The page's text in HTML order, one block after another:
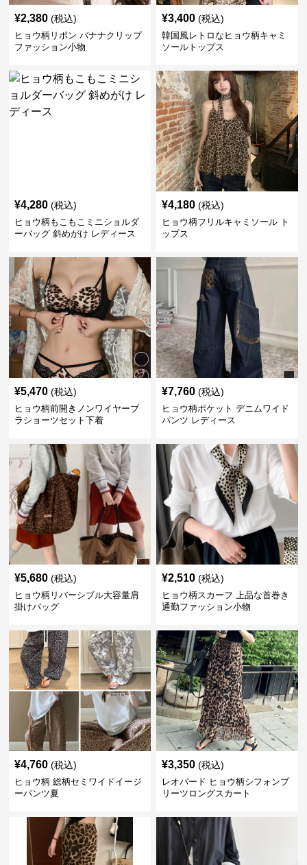
¥2,380 (税込)
ヒョウ柄リボン バナナクリップ
ファッション小物
¥3,400 (税込)
韓国風レトロなヒョウ柄キャミ
ソールトップス
¥4,280 (税込)
ヒョウ柄もこもこミニショルダ
ーバッグ 斜めがけ レディース
¥4,180 (税込)
ヒョウ柄フリルキャミソール ト
ップス
¥5,470 (税込)
ヒョウ柄前開きノンワイヤーブ
ラショーツセット下着
¥7,760 (税込)
ヒョウ柄ポケット デニムワイド
パンツ レディース
¥5,680 (税込)
ヒョウ柄リバーシブル大容量肩
掛けバッグ
¥2,510 (税込)
ヒョウ柄スカーフ 上品な首巻き
通勤ファッション小物
¥4,760 (税込)
ヒョウ柄 総柄セミワイドイージ
ーパンツ夏
¥3,350 (税込)
レオパード ヒョウ柄シフォンプ
リーツロングスカート